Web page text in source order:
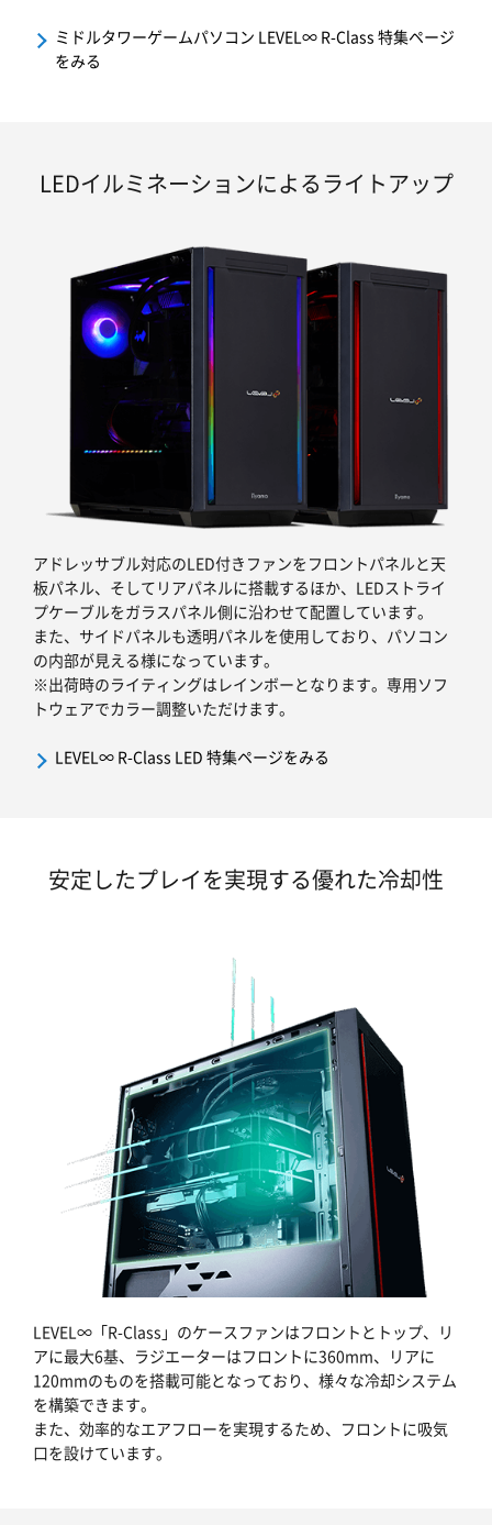
ミドルタワーゲームパソコン LEVEL∞ R-Class 特集ページ
をみる
LEDイルミネーションによるライトアップ
アドレッサブル対応のLED付きファンをフロントパネルと天
板パネル、そしてリアパネルに搭載するほか、LEDストライ
プケーブルをガラスパネル側に沿わせて配置しています。
また、サイドパネルも透明パネルを使用しており、パソコン
の内部が見える様になっています。
※出荷時のライティングはレインボーとなります。専用ソフ
トウェアでカラー調整いただけます。
LEVEL∞ R-Class LED 特集ページをみる
安定したプレイを実現する優れた冷却性
LEVEL∞「R-Class」のケースファンはフロントとトップ、リ
アに最大6基、ラジエーターはフロントに360mm、リアに
120mmのものを搭載可能となっており、様々な冷却システム
を構築できます。
また、効率的なエアフローを実現するため、フロントに吸気
口を設けています。